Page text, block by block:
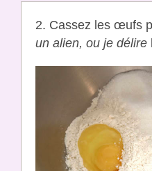
2. Cassez les œufs
un alien, ou je délire